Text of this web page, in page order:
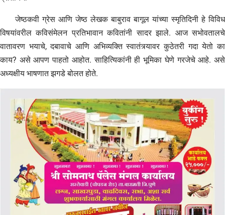
जेष्ठकवी ग्रेस आणि जेष्ठ लेखक बाबुराव बागूल यांच्या स्मृतिदिनी हे विविध
विषयांवरील कविसंमेलन प्रतिभावान कवितांनी सादर झाले. आज सभोवतालचे
वातावरण भयाचे, दबावाचे आणि अभिव्यक्ति स्वातंत्र्यावर कुठेतरी गदा येतो का
काय? असे आपण पाहतो आहोत. साहित्यिकांनी ही भूमिका घेणे गरजेचे आहे. असे
अध्यक्षीय भाषणात झगडे बोलत होते.